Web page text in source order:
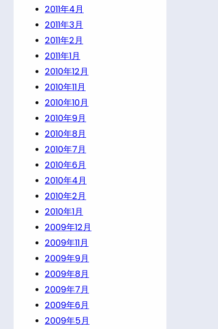
2011年4月
2011年3月
2011年2月
2011年1月
2010年12月
2010年11月
2010年10月
2010年9月
2010年8月
2010年7月
2010年6月
2010年4月
2010年2月
2010年1月
2009年12月
2009年11月
2009年9月
2009年8月
2009年7月
2009年6月
2009年5月